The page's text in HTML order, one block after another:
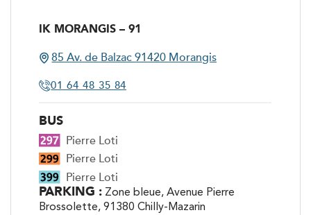
IK MORANGIS – 91
85 Av. de Balzac 91420 Morangis
85 Av. de Balzac 91420 Morangis
01 64 48 35 84
BUS
Pierre Loti
Pierre Loti
Pierre Loti
PARKING : Zone bleue, Avenue Pierre
Brossolette, 91380 Chilly-Mazarin